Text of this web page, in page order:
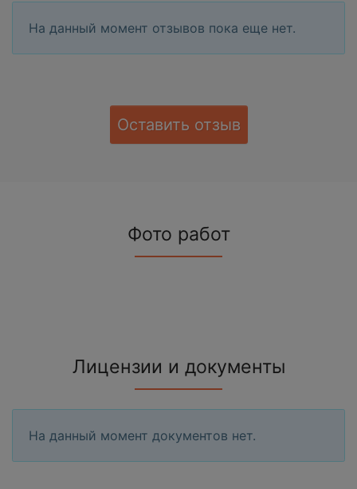
На данный момент отзывов пока еще нет.
Оставить отзыв
Фото работ
Лицензии и документы
На данный момент документов нет.